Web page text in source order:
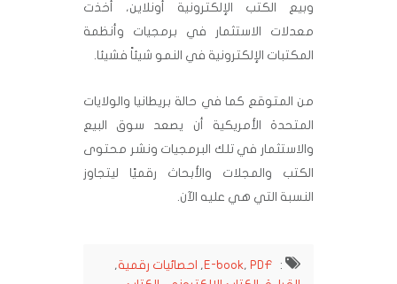
وبيع الكتب الإلكترونية أونلاين، أخذت
معدلات الاستثمار في برمجيات وأنظمة
المكتبات الإلكترونية في النمو شيئاً فشيئا.
من المتوقع كما في حالة بريطانيا والولايات
المتحدة الأمريكية أن يصعد سوق البيع
والاستثمار في تلك البرمجيات ونشر محتوى
الكتب والمجلات والأبحاث رقميًا ليتجاوز
النسبة التي هي عليه الآن.
:
E-book, PDF
, احصائيات رقمية,